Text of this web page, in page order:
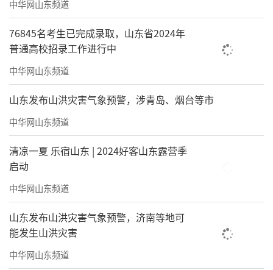
中华网山东频道
76845名考生已完成录取，山东省2024年
普通高校招录工作进行中
中华网山东频道
山东发布山洪灾害气象预警，涉青岛、烟台等市
中华网山东频道
清凉一夏 乐宿山东 | 2024好客山东露营季
启动
中华网山东频道
山东发布山洪灾害气象预警，济南等地可
能发生山洪灾害
中华网山东频道